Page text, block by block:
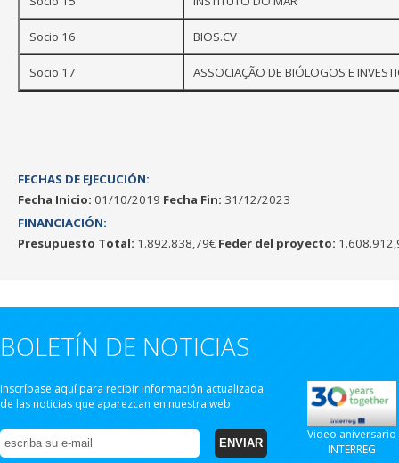
Socio 16 BIOS.CV
Socio 17 ASSOCIAÇÃO DE BIÓLOGOS E
FECHAS DE EJECUCIÓN:
Fecha Inicio: 01/10/2019 Fecha Fin: 31/12/2023
FINANCIACIÓN:
Presupuesto Total: 1.892.838,79€ Feder del proyecto:
BOLETÍN DE NOTICIAS
Inscríbase aquí para recibir información actualizada
de las noticias que aparezcan en nuestra web
Video aniversario
INTERREG